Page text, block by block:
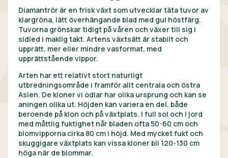
Diamantrör är en frisk växt som utvecklar täta tuvor av
klargröna, lätt överhängande blad med gul höstfärg.
Tuvorna grönskar tidigt på våren och växer till sig i
sidled i maklig takt. Artens växtsätt är stabilt och
upprätt, mer eller mindre vasformat, med
upprättstående vippor.
Arten har ett relativt stort naturligt
utbredningsområde i framför allt centrala och östra
Asien. De kloner vi odlar har olika ursprung och kan se
aningen olika ut. Höjden kan variera en del, både
beroende på klon och på växtplats. I full sol och i jord
med måttlig fuktighet når bladen ofta 50-60 cm och
blomvipporna cirka 80 cm i höjd. Med mycket fukt och
skuggigare växtplats kan vissa kloner bli 120-130 cm
höga när de blommar.